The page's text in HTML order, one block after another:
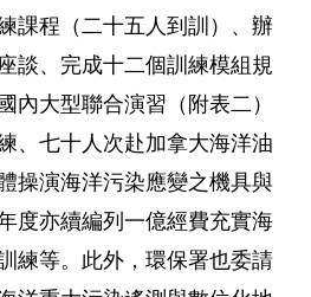
課程（二十五人到訓）、辦
談、完成十二個訓練模組規
內大型聯合演習（附表二）
、七十人次赴加拿大海洋油
操演海洋污染應變之機具與
度亦續編列一億經費充實海
練等。此外，環保署也委請